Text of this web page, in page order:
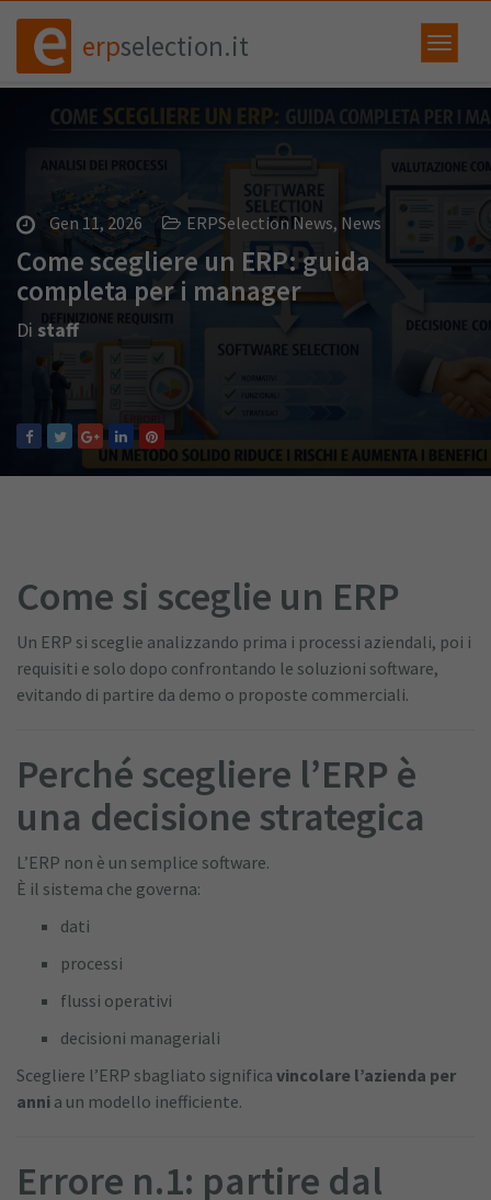
erpselection.it
Gen 11, 2026 ERPSelection News, News
Come scegliere un ERP: guida
completa per i manager
Di staff
Come si sceglie un ERP
Un ERP si sceglie analizzando prima i processi aziendali, poi i
requisiti e solo dopo confrontando le soluzioni software,
evitando di partire da demo o proposte commerciali.
Perché scegliere l’ERP è
una decisione strategica
L’ERP non è un semplice software.
È il sistema che governa:
dati
processi
flussi operativi
decisioni manageriali
Scegliere l’ERP sbagliato significa vincolare l’azienda per
anni a un modello inefficiente.
Errore n.1: partire dal